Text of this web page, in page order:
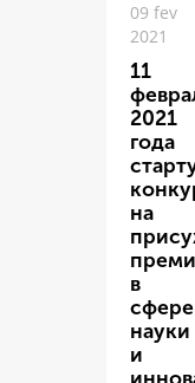
09 fev
2021
11
2021
года
на
в
сфере
науки
и